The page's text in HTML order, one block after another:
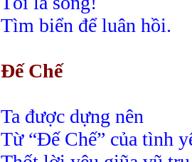
Tìm biển để luân hồi.
Đế Chế
Ta được dựng nên
Từ “Đế Chế” của tình